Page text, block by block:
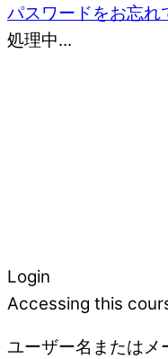
パスワードをお忘れ
処理中...
Login
Accessing this
ユーザー名またはメ